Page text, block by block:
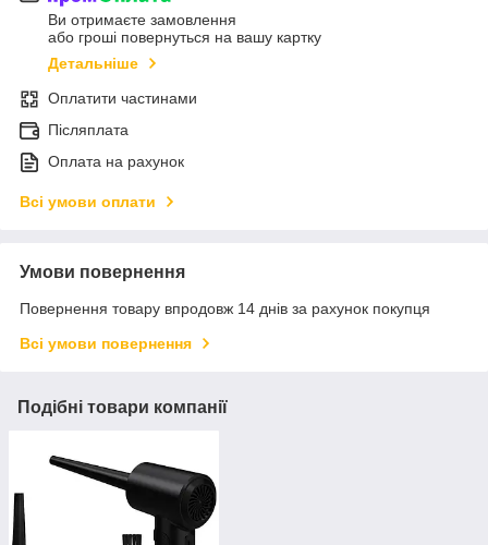
Ви отримаєте замовлення
або гроші повернуться на вашу картку
Детальніше
Оплатити частинами
Післяплата
Оплата на рахунок
Всі умови оплати
Умови повернення
Повернення товару впродовж 14 днів за рахунок покупця
Всі умови повернення
Подібні товари компанії